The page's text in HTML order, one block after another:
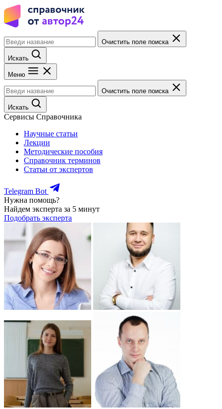
Очистить поле поиска
Искать
Меню
Очистить поле поиска
Искать
Сервисы Справочника
Научные статьи
Лекции
Методические пособия
Справочник терминов
Статьи от экспертов
Telegram Bot
Нужна помощь?
Найдем эксперта за 5 минут
Подобрать эксперта